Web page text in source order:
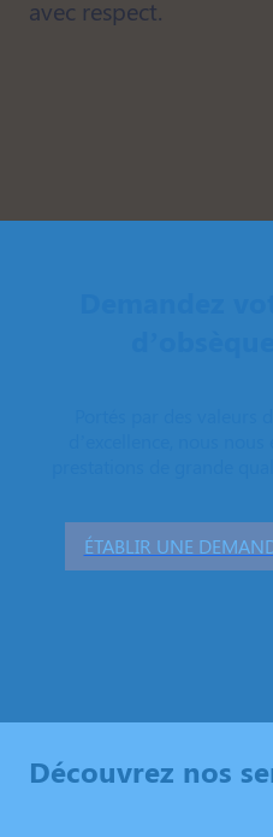
avec respect.
ÉTABLIR UNE
Découvrez nos